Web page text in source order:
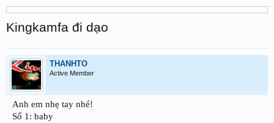
Kingkamfa đi dạo
THANHTO
Active Member
Anh em nhẹ tay nhé!
Số 1: baby